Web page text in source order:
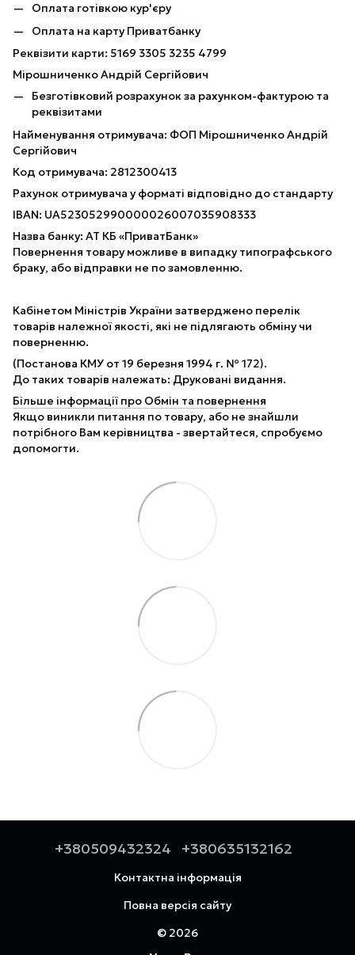
Оплата готівкою кур'єру
Оплата на карту Приватбанку
Реквізити карти: 5169 3305 3235 4799
Мірошниченко Андрій Сергійович
Безготівковий розрахунок за рахунком-фактурою та
реквізитами
Найменування отримувача: ФОП Мірошниченко Андрій
Сергійович
Код отримувача: 2812300413
Рахунок отримувача у форматі відповідно до стандарту
IBAN: UA523052990000026007035908333
Назва банку: АТ КБ «ПриватБанк»
Повернення товару можливе в випадку типографського
браку, або відправки не по замовленню.
Кабінетом Міністрів України затверджено перелік
товарів належної якості, які не підлягають обміну чи
поверненню.
(Постанова КМУ от 19 березня 1994 г. № 172).
До таких товарів належать: Друковані видання.
Більше інформації про Обмін та повернення
Якщо виникли питання по товару, або не знайшли
потрібного Вам керівництва - звертайтеся, спробуємо
допомогти.
+380509432324 +380635132162
Контактна інформація
Повна версія сайту
© 2026